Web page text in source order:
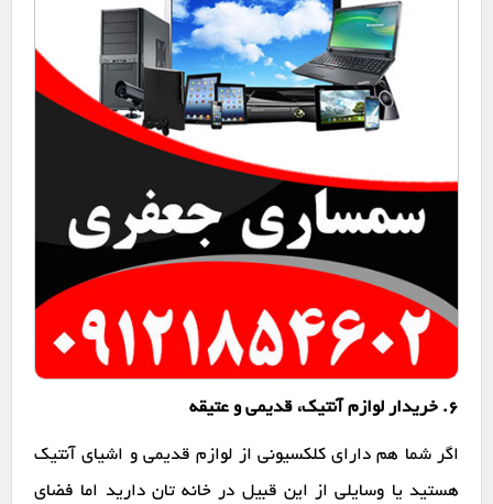
6. خریدار لوازم آنتیک، قدیمی و عتیقه
اگر شما هم دارای کلکسیونی از لوازم قدیمی و اشیای آنتیک
هستید یا وسایلی از این قبیل در خانه تان دارید اما فضای